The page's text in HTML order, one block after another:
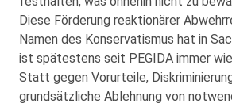
Diese Förderung reaktionärer
Namen des Konservatismus hat in
ist spätestens seit PEGIDA immer
Statt gegen Vorurteile,
grundsätzliche Ablehnung von